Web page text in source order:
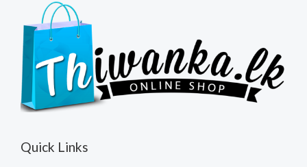
Quick Links